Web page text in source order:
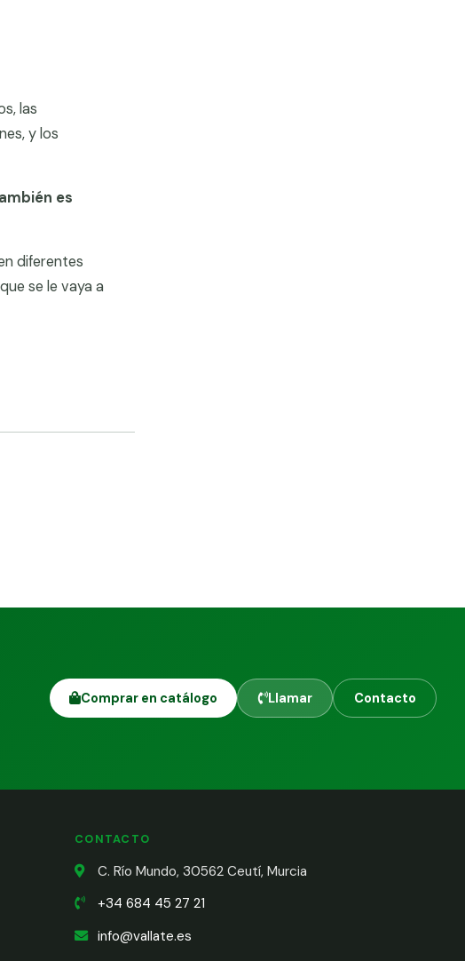
las
y los
es
diferentes
se le vaya a
Comprar en catálogo Llamar Contacto
CONTACTO
C. Río Mundo, 30562 Ceutí, Murcia
+34 684 45 27 21
info@vallate.es